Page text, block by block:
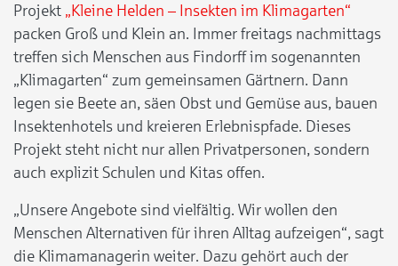
Projekt „Kleine Helden – Insekten im Klimagarten“
packen Groß und Klein an. Immer freitags nachmittags
treffen sich Menschen aus Findorff im sogenannten
„Klimagarten“ zum gemeinsamen Gärtnern. Dann
legen sie Beete an, säen Obst und Gemüse aus, bauen
Insektenhotels und kreieren Erlebnispfade. Dieses
Projekt steht nicht nur allen Privatpersonen, sondern
auch explizit Schulen und Kitas offen.
„Unsere Angebote sind vielfältig. Wir wollen den
Menschen Alternativen für ihren Alltag aufzeigen“, sagt
die Klimamanagerin weiter. Dazu gehört auch der